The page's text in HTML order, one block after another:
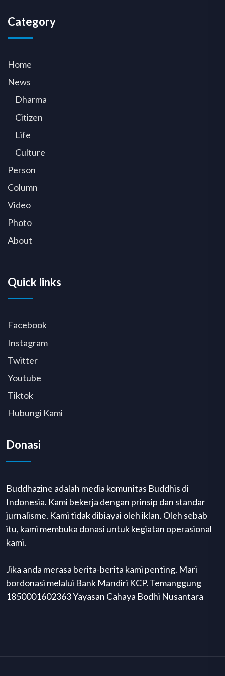
Category
Home
News
Dharma
Citizen
Life
Culture
Person
Column
Video
Photo
About
Quick links
Facebook
Instagram
Twitter
Youtube
Tiktok
Hubungi Kami
Donasi
Buddhazine adalah media komunitas Buddhis di
Indonesia. Kami bekerja dengan prinsip dan standar
jurnalisme. Kami tidak dibiayai oleh iklan. Oleh sebab
itu, kami membuka donasi untuk kegiatan operasional
kami.
Jika anda merasa berita-berita kami penting. Mari
bordonasi melalui Bank Mandiri KCP. Temanggung
1850001602363 Yayasan Cahaya Bodhi Nusantara